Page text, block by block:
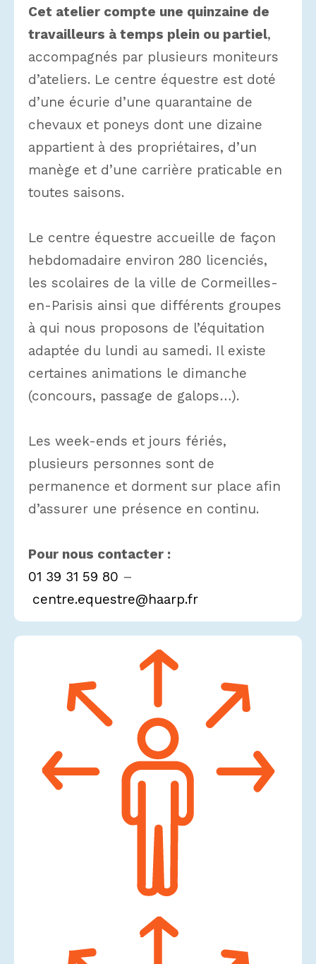
Cet atelier compte une quinzaine de
travailleurs à temps plein ou partiel,
accompagnés par plusieurs moniteurs
d’ateliers. Le centre équestre est doté
d’une écurie d’une quarantaine de
chevaux et poneys dont une dizaine
appartient à des propriétaires, d’un
manège et d’une carrière praticable en
toutes saisons.
Le centre équestre accueille de façon
hebdomadaire environ 280 licenciés,
les scolaires de la ville de Cormeilles-
en-Parisis ainsi que différents groupes
à qui nous proposons de l’équitation
adaptée du lundi au samedi. Il existe
certaines animations le dimanche
(concours, passage de galops…).
Les week-ends et jours fériés,
plusieurs personnes sont de
permanence et dorment sur place afin
d’assurer une présence en continu.
Pour nous contacter :
01 39 31 59 80 –
centre.equestre@haarp.fr